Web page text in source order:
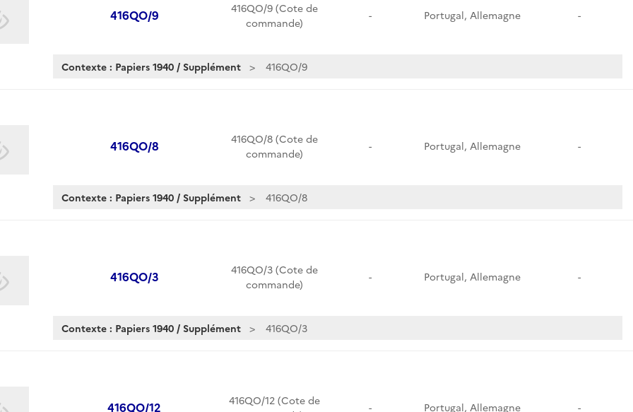
416QO/9
416QO/9 (Cote de
commande)
- Portugal, Allemagne -
Contexte : Papiers 1940 / Supplément 416QO/9
416QO/8
416QO/8 (Cote de
commande)
- Portugal, Allemagne -
Contexte : Papiers 1940 / Supplément 416QO/8
416QO/3
416QO/3 (Cote de
commande)
- Portugal, Allemagne -
Contexte : Papiers 1940 / Supplément 416QO/3
416QO/12
416QO/12 (Cote de
- Portugal, Allemagne -